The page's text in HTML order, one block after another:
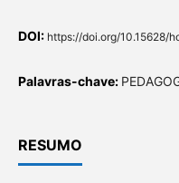
DOI: https://doi.org/10.15628/
Palavras-chave:
RESUMO